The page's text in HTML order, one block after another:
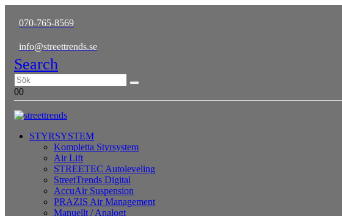
070-765-8569
info@streettrends.se
Search
00
STYRSYSTEM
Kompletta Styrsystem
Air Lift
STREETEC Autoleveling
StreetTrends Digital
AccuAir Suspension
PRAZIS Air Management
Manuellt / Analogt